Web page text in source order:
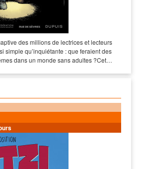
des millions de lectrices et lecteurs
simple qu’inquiétante : que feraient des
dans un monde sans adultes ?Cet…